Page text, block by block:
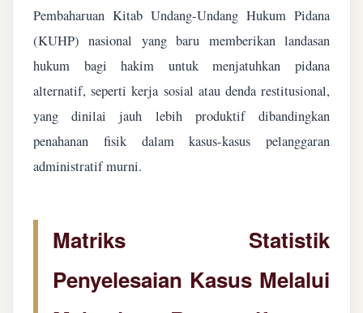
Pembaharuan Kitab Undang-Undang Hukum Pidana
(KUHP) nasional yang baru memberikan landasan
hukum bagi hakim untuk menjatuhkan pidana
alternatif, seperti kerja sosial atau denda restitusional,
yang dinilai jauh lebih produktif dibandingkan
penahanan fisik dalam kasus-kasus pelanggaran
administratif murni.
Matriks Statistik
Penyelesaian Kasus Melalui